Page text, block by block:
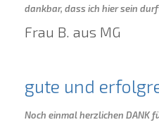
dankbar, dass ich hier sein
Frau B. aus MG
gute und
Noch einmal herzlichen DANK